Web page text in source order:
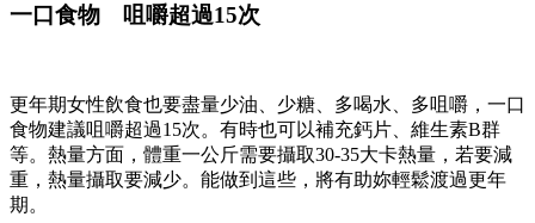
一口食物 咀嚼超過15次
更年期女性飲食也要盡量少油、少糖、多喝水、多咀嚼，一口
食物建議咀嚼超過15次。有時也可以補充鈣片、維生素B群
等。熱量方面，體重一公斤需要攝取30-35大卡熱量，若要減
重，熱量攝取要減少。能做到這些，將有助妳輕鬆渡過更年
期。